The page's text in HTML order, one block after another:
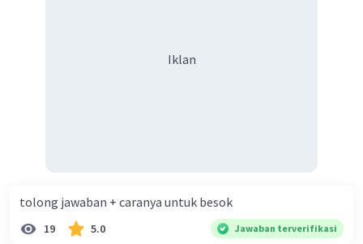
Iklan
tolong jawaban + caranya untuk besok
19 5.0 Jawaban terverifikasi